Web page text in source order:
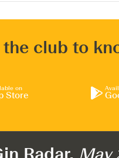
club to
on
Store
Radar, May